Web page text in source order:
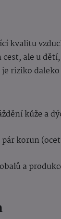
kvalitu
ale u
riziko
kůže a
korun
a